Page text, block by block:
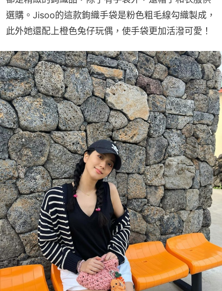
選購。Jisoo的這款鉤織手袋是粉色粗毛線勾織製成，
此外她還配上橙色兔仔玩偶，使手袋更加活潑可愛！